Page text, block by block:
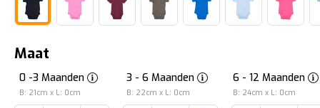
Maat
0 -3 Maanden
B: 21cm x L: 0cm
3 - 6 Maanden
B: 22cm x L: 0cm
6 - 12 Maanden
B: 24cm x L: 0cm